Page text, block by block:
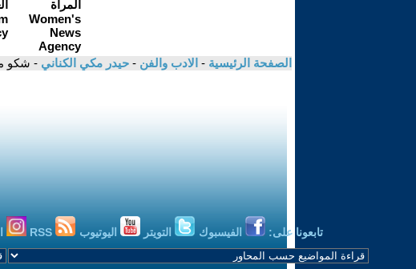
الصفحة الرئيسية - الادب والفن - حيدر مكي الكناني - شكو
تابعونا على: الفيسبوك التويتر اليوتيوب